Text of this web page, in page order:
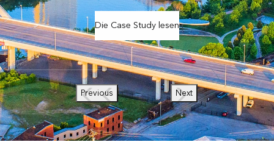
Die Case Study lesen
Previous Next